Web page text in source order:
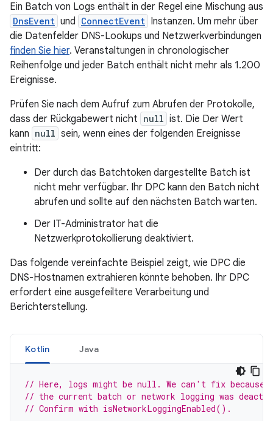
Ein Batch von Logs enthält in der Regel eine Mischung aus
DnsEvent und ConnectEvent Instanzen. Um mehr über
die Datenfelder DNS-Lookups und Netzwerkverbindungen
finden Sie hier. Veranstaltungen in chronologischer
Reihenfolge und jeder Batch enthält nicht mehr als 1.200
Ereignisse.
Prüfen Sie nach dem Aufruf zum Abrufen der Protokolle,
dass der Rückgabewert nicht null ist. Die Der Wert
kann null sein, wenn eines der folgenden Ereignisse
eintritt:
Der durch das Batchtoken dargestellte Batch ist
nicht mehr verfügbar. Ihr DPC kann den Batch nicht
abrufen und sollte auf den nächsten Batch warten.
Der IT-Administrator hat die
Netzwerkprotokollierung deaktiviert.
Das folgende vereinfachte Beispiel zeigt, wie DPC die
DNS-Hostnamen extrahieren könnte behoben. Ihr DPC
erfordert eine ausgefeiltere Verarbeitung und
Berichterstellung.
Kotlin Java
// Here, logs might be null. We can't fix because
// the current batch or network logging was
// Confirm with isNetworkLoggingEnabled().